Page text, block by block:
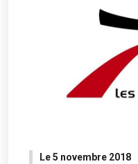
Le 5 novembre 2018